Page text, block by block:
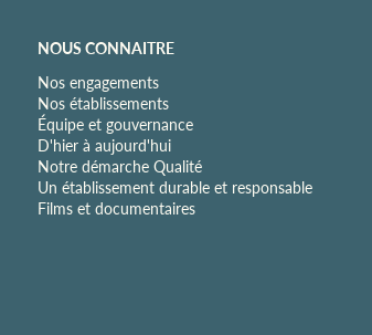
NOUS CONNAITRE
Nos engagements
Nos établissements
Équipe et gouvernance
D'hier à aujourd'hui
Notre démarche Qualité
Un établissement durable et responsable
Films et documentaires